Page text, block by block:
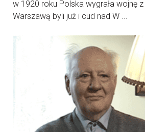
w 1920 roku Polska wygrała wojnę
Warszawą byli już i cud nad W ...